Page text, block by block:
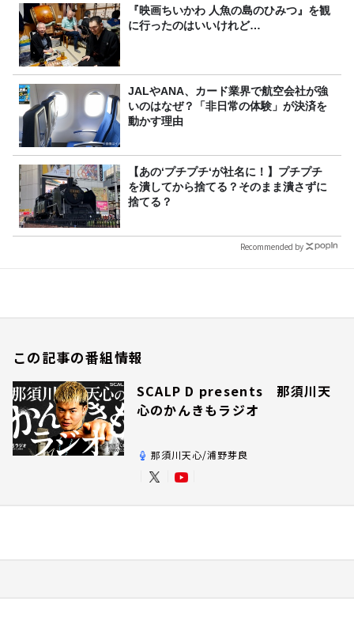
『映画ちいかわ 人魚の島のひみつ』を観
に行ったのはいいけれど…
JALやANA、カード業界で航空会社が強
いのはなぜ？「非日常の体験」が決済を
動かす理由
【あの‘プチプチ‘が社名に！】プチプチ
を潰してから捨てる？そのまま潰さずに
捨てる？
Recommended by
この記事の番組情報
SCALP D presents 那須川天
心のかんきもラジオ
那須川天心/浦野芽良